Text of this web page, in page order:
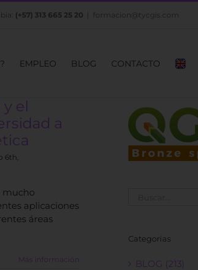
(+57) 313 665 25 20 formacion@tycgis.com
EMPLEO BLOG CONTACTO
el
a
6th,
mucho
aplicaciones
áreas
Más información
Categorías
BLOG (213)